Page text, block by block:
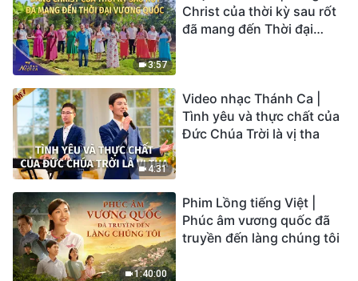
3:57
Christ của thời kỳ sau rốt
đã mang đến Thời đại
4:31
Video nhạc Thánh Ca |
Tình yêu và thực chất của
Đức Chúa Trời là vị tha
1:40:00
Phim Lồng tiếng Việt |
Phúc âm vương quốc đã
truyền đến làng chúng tôi